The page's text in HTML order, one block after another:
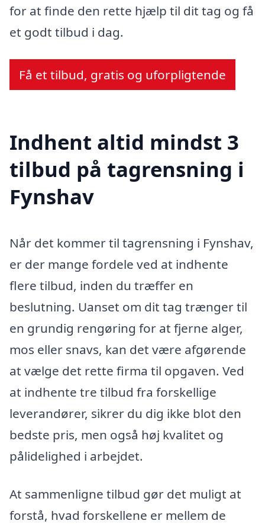
for at finde den rette hjælp til dit tag og få
et godt tilbud i dag.
Få et tilbud, gratis og uforpligtende
Indhent altid mindst 3
tilbud på tagrensning i
Fynshav
Når det kommer til tagrensning i Fynshav,
er der mange fordele ved at indhente
flere tilbud, inden du træffer en
beslutning. Uanset om dit tag trænger til
en grundig rengøring for at fjerne alger,
mos eller snavs, kan det være afgørende
at vælge det rette firma til opgaven. Ved
at indhente tre tilbud fra forskellige
leverandører, sikrer du dig ikke blot den
bedste pris, men også høj kvalitet og
pålidelighed i arbejdet.
At sammenligne tilbud gør det muligt at
forstå, hvad forskellene er mellem de